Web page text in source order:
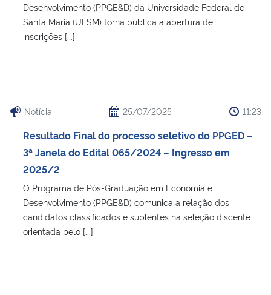
Desenvolvimento (PPGE&D) da Universidade Federal de
Santa Maria (UFSM) torna pública a abertura de
inscrições [...]
Notícia 25/07/2025 11:23
Resultado Final do processo seletivo do PPGED –
3ª Janela do Edital 065/2024 – Ingresso em
2025/2
O Programa de Pós-Graduação em Economia e
Desenvolvimento (PPGE&D) comunica a relação dos
candidatos classificados e suplentes na seleção discente
orientada pelo [...]